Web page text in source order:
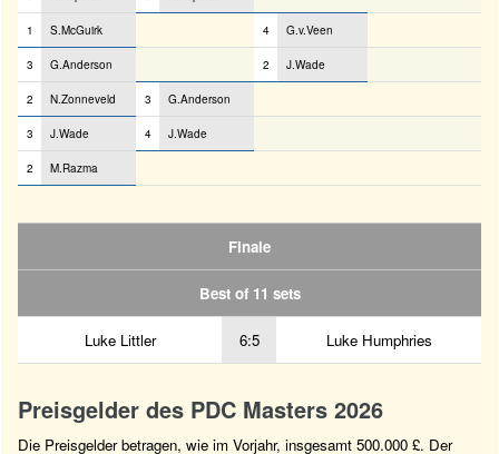
1 S.McGuirk 4 G.v.Veen
3 G.Anderson 2 J.Wade
2 N.Zonneveld 3 G.Anderson
3 J.Wade 4 J.Wade
2 M.Razma
Finale
Best of 11 sets
Luke Littler 6:5 Luke Humphries
Preisgelder des PDC Masters 2026
Die Preisgelder betragen, wie im Vorjahr, insgesamt 500.000 £. Der